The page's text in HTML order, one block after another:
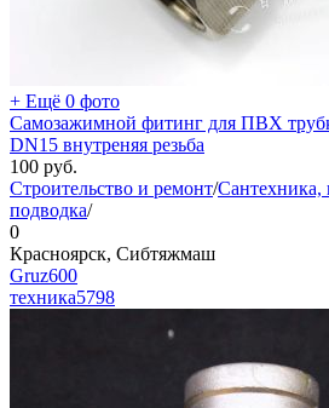
+ Ещё 0 фото
Самозажимной фитинг для ПВХ
DN15 внутреняя резьба
100 руб.
Строительство и ремонт/Сантехника,
подводка/
0
Красноярск, Сибтяжмаш
Gruz600
техника5798